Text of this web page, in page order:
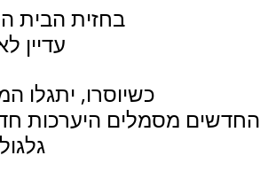
בחזית הבית
עדיין
החדשים מסמלים היערכות